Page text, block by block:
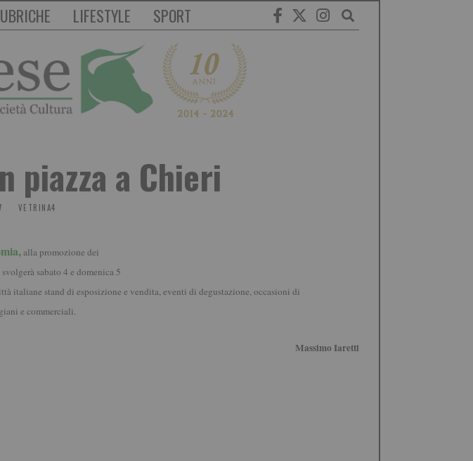
LIFESTYLE SPORT
piazza a Chieri
VETRINA4
alla promozione dei
sabato 4 e domenica 5
italiane stand di esposizione e vendita, eventi di degustazione, occasioni di
e commerciali.
Massimo Iaretti